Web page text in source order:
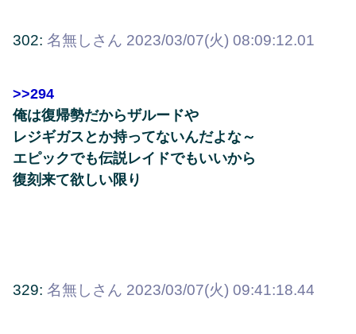
302: 名無しさん 2023/03/07(火) 08:09:12.01
>>294
俺は復帰勢だからザルードや
レジギガスとか持ってないんだよな～
エピックでも伝説レイドでもいいから
復刻来て欲しい限り
329: 名無しさん 2023/03/07(火) 09:41:18.44